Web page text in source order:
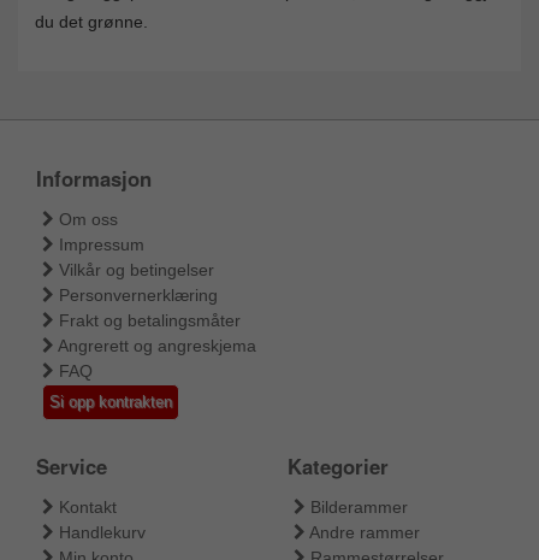
du det grønne.
Informasjon
Om oss
Impressum
Vilkår og betingelser
Personvernerklæring
Frakt og betalingsmåter
Angrerett og angreskjema
FAQ
Si opp kontrakten
Service
Kontakt
Handlekurv
Kategorier
Bilderammer
Andre rammer